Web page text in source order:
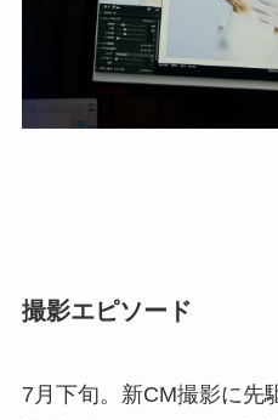
撮影エピソード
7月下旬。新CM撮影に先